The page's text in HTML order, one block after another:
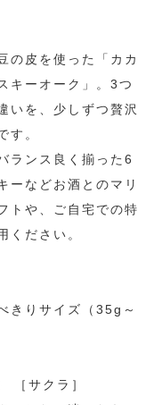
の皮を使った「カカ
キーオーク」。3つ
いを、少しずつ贅沢
す。
ランス良く揃った6
ーなどお酒とのマリ
トや、ご自宅での特
ください。
きりサイズ（35g～
［サクラ］